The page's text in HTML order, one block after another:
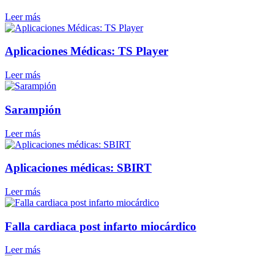
Leer más
Aplicaciones Médicas: TS Player
Leer más
Sarampión
Leer más
Aplicaciones médicas: SBIRT
Leer más
Falla cardiaca post infarto miocárdico
Leer más